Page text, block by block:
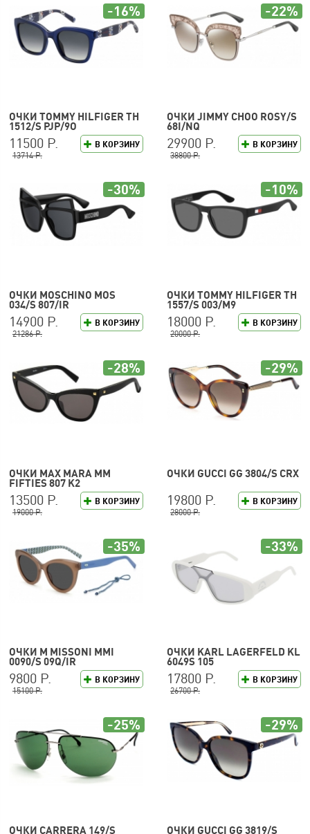
ОЧКИ TOMMY HILFIGER TH
1512/S PJP/9O
В КОРЗИНУ
11500 Р.
13714 Р.
-16%
ОЧКИ JIMMY CHOO ROSY/S
68I/NQ
В КОРЗИНУ
29900 Р.
38800 Р.
-22%
ОЧКИ MOSCHINO MOS
034/S 807/IR
В КОРЗИНУ
14900 Р.
21286 Р.
-30%
ОЧКИ TOMMY HILFIGER TH
1557/S 003/M9
В КОРЗИНУ
18000 Р.
20000 Р.
-10%
ОЧКИ MAX MARA MM
FIFTIES 807 K2
В КОРЗИНУ
13500 Р.
19000 Р.
-28%
ОЧКИ GUCCI GG 3804/S CRX
В КОРЗИНУ
19800 Р.
28000 Р.
-29%
ОЧКИ M MISSONI MMI
0090/S 09Q/IR
В КОРЗИНУ
9800 Р.
15100 Р.
-35%
ОЧКИ KARL LAGERFELD KL
6049S 105
В КОРЗИНУ
17800 Р.
26700 Р.
-33%
ОЧКИ CARRERA 149/S
-25%
ОЧКИ GUCCI GG 3819/S
-29%